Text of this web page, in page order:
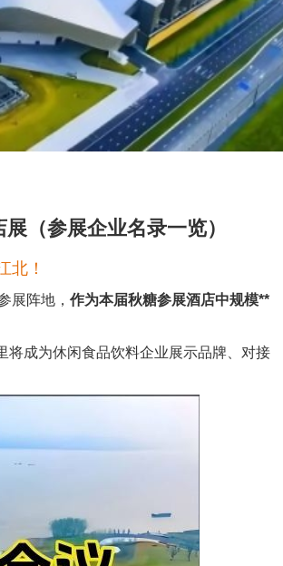
（参展企业名录一览）
北！
展阵地， 作为本届秋糖参展酒店中规模**
将成为休闲食品饮料企业展示品牌、对接